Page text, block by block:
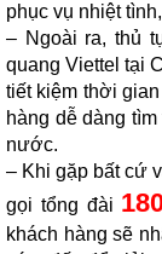
phục vụ nhiệt
– Ngoài ra, thủ
quang Viettel tại
tiết kiệm thời
hàng dễ dàng
nước.
– Khi gặp bất cứ
gọi tổng đài
khách hàng sẽ